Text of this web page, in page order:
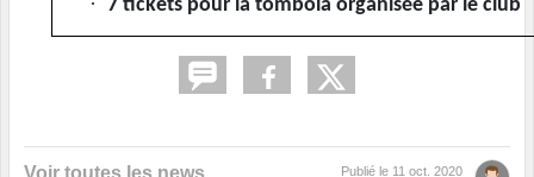
7 tickets pour la tombola organisée par le club
Publié le 11 oct. 2020